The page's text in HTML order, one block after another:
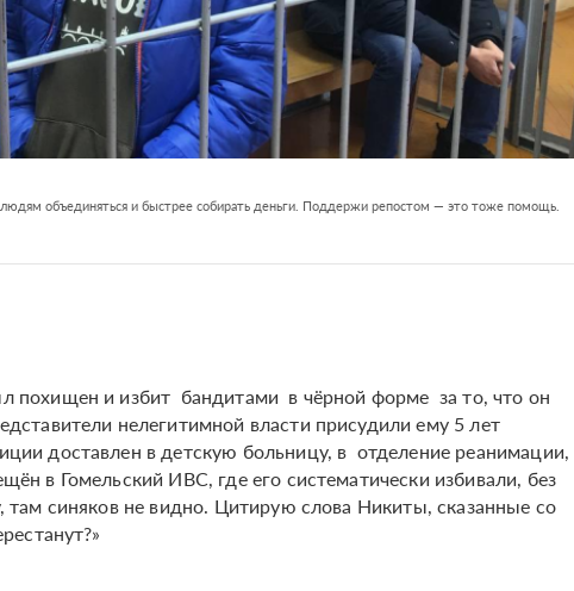
людям объединяться и быстрее собирать деньги. Поддержи репостом — это тоже помощь.
похищен и избит бандитами в чёрной форме за то, что он
нелегитимной власти присудили ему 5 лет
доставлен в детскую больницу, в отделение реанимации,
в Гомельский ИВС, где его систематически избивали, без
там синяков не видно. Цитирую слова Никиты, сказанные со